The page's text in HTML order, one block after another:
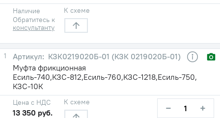
Наличие
Обратитесь к
консультанту
К схеме
1
КЗК0219020Б-01 (КЗК 0219020Б-01)
Муфта фрикционная
Есиль-740,КЗС-812,Есиль-760,КЗС-1218,Есиль-750,
КЗС-10К
Цена с НДС
13 350 руб.
К схеме − +